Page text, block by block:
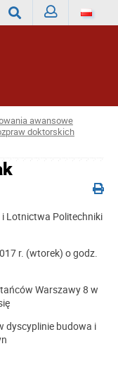
awansowe
doktorskich
i Lotnictwa Politechniki
r. (wtorek) o godz.
Warszawy 8 w
dyscyplinie budowa i